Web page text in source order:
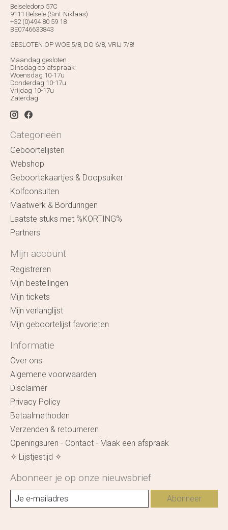
Belseledorp 57C
9111 Belsele (Sint-Niklaas)
+32 (0)494 80 59 18
BE0746633843
GESLOTEN OP WOE 5/8, DO 6/8, VRIJ 7/8!
Maandag gesloten
Dinsdag op afspraak
Woensdag 10-17u
Donderdag 10-17u
Vrijdag 10-17u
Zaterdag
Categorieën
Geboortelijsten
Webshop
Geboortekaartjes & Doopsuiker
Kolfconsulten
Maatwerk & Borduringen
Laatste stuks met %KORTING%
Partners
Mijn account
Registreren
Mijn bestellingen
Mijn tickets
Mijn verlanglijst
Mijn geboortelijst favorieten
Informatie
Over ons
Algemene voorwaarden
Disclaimer
Privacy Policy
Betaalmethoden
Verzenden & retourneren
Openingsuren - Contact - Maak een afspraak
✧ Lijstjestijd ✧
Abonneer je op onze nieuwsbrief
Abonneer